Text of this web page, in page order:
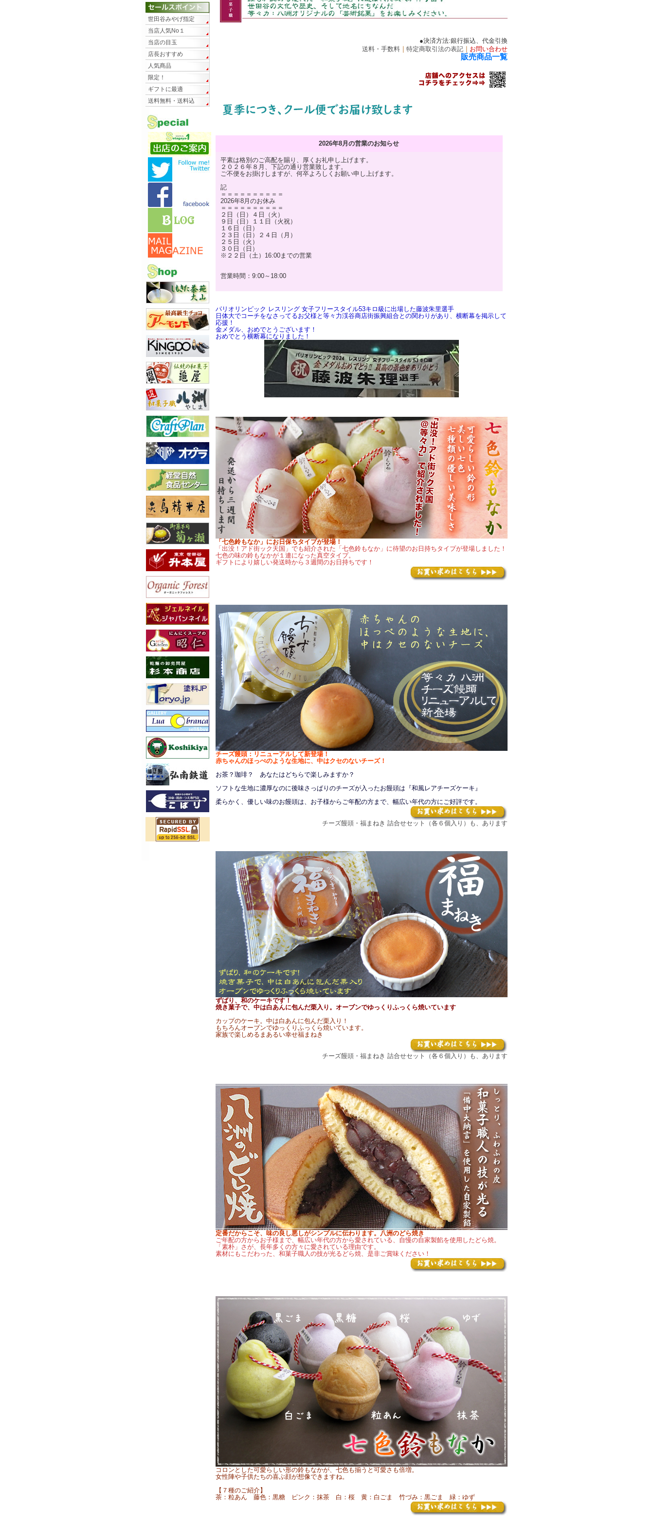
●決済方法:銀行振込、代金引換
送料・手数料｜ 特定商取引法の表記｜ お問い合わせ
販売商品一覧
2026年8月の営業のお知らせ
平素は格別のご高配を賜り、厚くお礼申し上げます。
２０２６年８月、下記の通り営業致します。
ご不便をお掛けしますが、何卒よろしくお願い申し上げます。
記
＝＝＝＝＝＝＝＝＝＝
2026年8月のお休み
＝＝＝＝＝＝＝＝＝＝
２日（日）４日（火）
９日（日）１１日（火祝）
１６日（日）
２３日（日）２４日（月）
２５日（火）
３０日（日）
※２２日（土）16:00までの営業
営業時間：9:00～18:00
パリオリンピック レスリング 女子フリースタイル53キロ級に出場した藤波朱里選手
日体大でコーチをなさってるお父様と等々力渓谷商店街振興組合との関わりがあり、横断幕を掲示して
応援！
金メダル、おめでとうございます！
おめでとう横断幕になりました！
「七色鈴もなか」にお日保ちタイプが登場！
「出没！アド街ック天国」でも紹介された「七色鈴もなか」に待望のお日持ちタイプが登場しました！
七色の味の鈴もなかが１連になった真空タイプ。
ギフトにより嬉しい発送時から３週間のお日持ちです！
チーズ饅頭：リニューアルして新登場！
赤ちゃんのほっぺのような生地に、中はクセのないチーズ！
お茶？珈琲？ あなたはどちらで楽しみますか？
ソフトな生地に濃厚なのに後味さっぱりのチーズが入ったお饅頭は『和風レアチーズケーキ』
柔らかく、優しい味のお饅頭は、お子様からご年配の方まで、幅広い年代の方にご好評です。
チーズ饅頭・福まねき 詰合せセット（各６個入り）も、あります
ずばり、和のケーキです！
焼き菓子で、中は白あんに包んだ栗入り。オーブンでゆっくりふっくら焼いています
カップのケーキ。中は白あんに包んだ栗入り！
もちろんオーブンでゆっくりふっくら焼いています。
家族で楽しめるまあるい幸せ福まねき
チーズ饅頭・福まねき 詰合せセット（各６個入り）も、あります
定番だからこそ、味の良し悪しがシンプルに伝わります。八洲のどら焼き
ご年配の方からお子様まで、幅広い年代の方から愛されている、自慢の自家製餡を使用したどら焼。
「素朴」さが、長年多くの方々に愛されている理由です。
素材にもこだわった、和菓子職人の技が光るどら焼、是非ご賞味ください！
コロンとした可愛らしい形の鈴もなかが、七色も揃うと可愛さも倍増。
女性陣や子供たちの喜ぶ顔が想像できますね。
【７種のご紹介】
茶：粒あん 藤色：黒糖 ピンク：抹茶 白：桜 黄：白ごま 竹づみ：黒ごま 緑：ゆず
世田谷みやげ指定
当店人気No１
当店の目玉
店長おすすめ
人気商品
限定！
ギフトに最適
送料無料・送料込